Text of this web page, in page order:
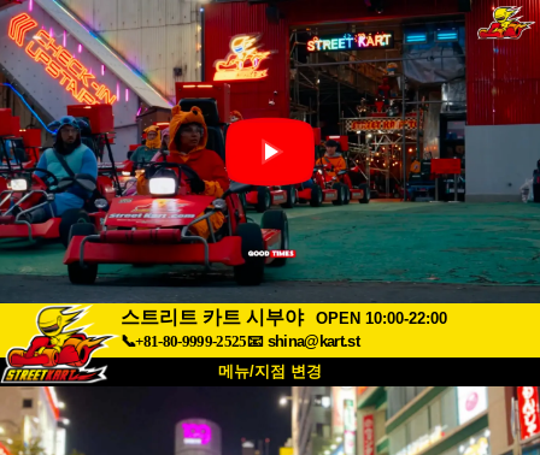
스트리트 카트 시부야
OPEN 10:00-22:00
📞+81-80-9999-2525📧 shina@kart.st
메뉴/지점 변경
최상단